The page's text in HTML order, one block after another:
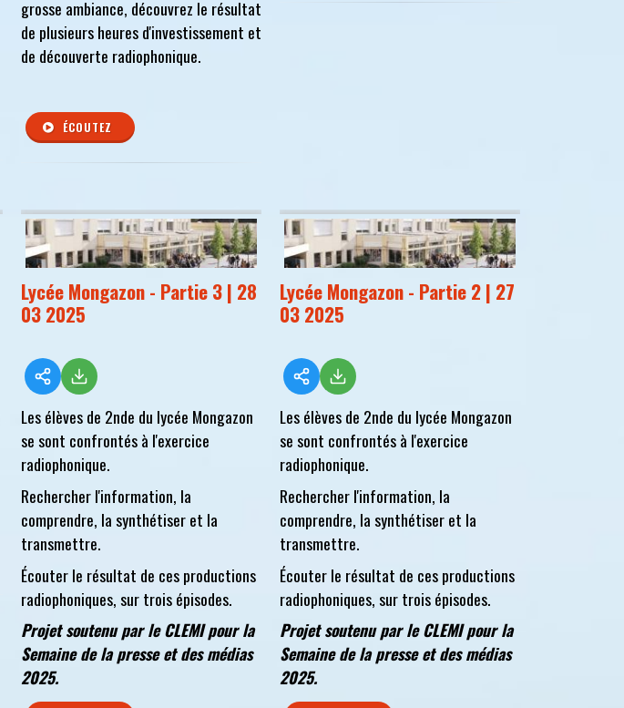
grosse ambiance, découvrez le résultat
de plusieurs heures d'investissement et
de découverte radiophonique.
ÉCOUTEZ
Lycée Mongazon - Partie 3 | 28
03 2025
Les élèves de 2nde du lycée Mongazon
se sont confrontés à l'exercice
radiophonique.
Rechercher l'information, la
comprendre, la synthétiser et la
transmettre.
Écouter le résultat de ces productions
radiophoniques, sur trois épisodes.
Projet soutenu par le CLEMI pour la
Semaine de la presse et des médias
2025.
Lycée Mongazon - Partie 2 | 27
03 2025
Les élèves de 2nde du lycée Mongazon
se sont confrontés à l'exercice
radiophonique.
Rechercher l'information, la
comprendre, la synthétiser et la
transmettre.
Écouter le résultat de ces productions
radiophoniques, sur trois épisodes.
Projet soutenu par le CLEMI pour la
Semaine de la presse et des médias
2025.